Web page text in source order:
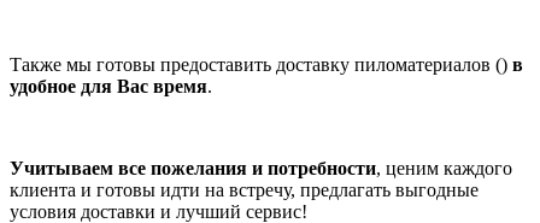
Также мы готовы предоставить доставку пиломатериалов () в
удобное для Вас время.
Учитываем все пожелания и потребности, ценим каждого
клиента и готовы идти на встречу, предлагать выгодные
условия доставки и лучший сервис!